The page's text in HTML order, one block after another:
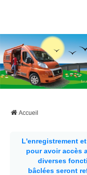
Fourgon-
Forum de conseils et
aménagés, vans et de
Accueil
L'enregistrement
pour avoir accès
diverses
bâclées seront